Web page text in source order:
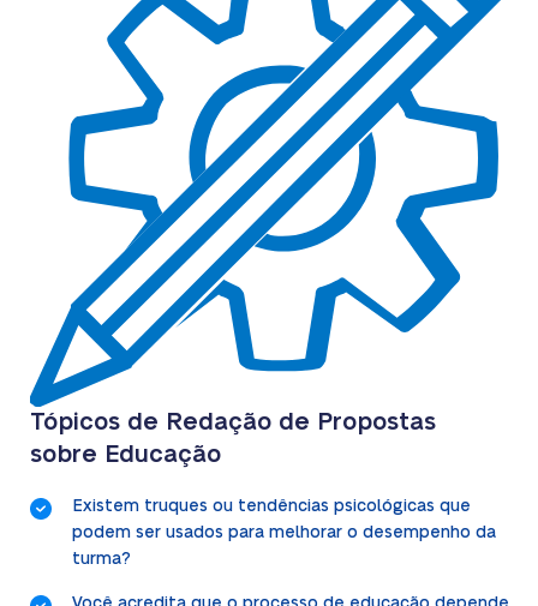
Tópicos de Redação de Propostas
sobre Educação
Existem truques ou tendências psicológicas que
podem ser usados para melhorar o desempenho da
turma?